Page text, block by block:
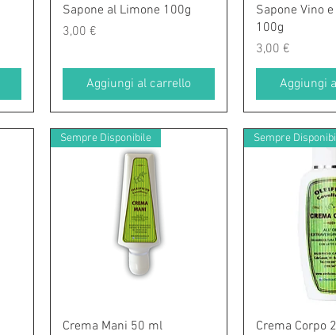
Vista rapida
Sapone al Limone 100g
Prezzo
3,00 €
Aggiungi al carrello
Vista
Sapone Vino
100g
Prezzo
3,00 €
Aggiungi
Vista rapida
Sempre Disponibile
Crema Mani 50 ml Vista
Sempre
Crema Corpo